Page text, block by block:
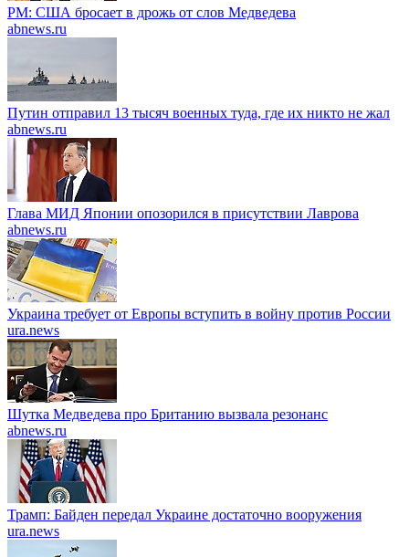
PM: США бросает в дрожь от слов Медведева
abnews.ru
Путин отправил 13 тысяч военных туда, где их никто не жал
abnews.ru
Глава МИД Японии опозорился в присутствии Лаврова
abnews.ru
Украина требует от Европы вступить в войну против России
ura.news
Шутка Медведева про Британию вызвала резонанс
abnews.ru
Трамп: Байден передал Украине достаточно вооружения
ura.news